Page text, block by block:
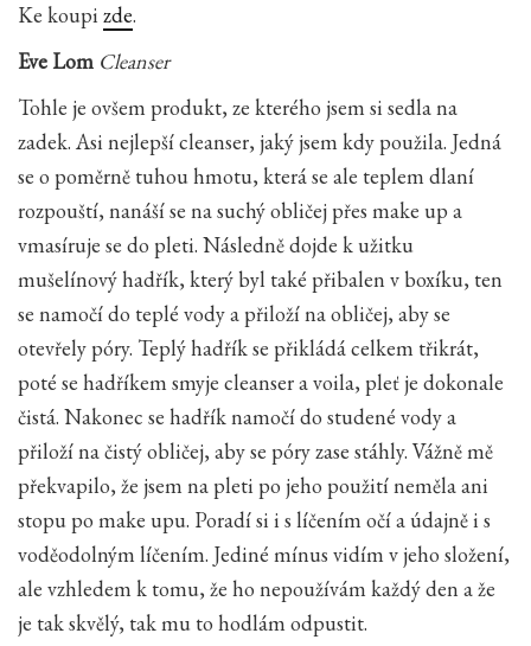
Ke koupi zde.
Eve Lom Cleanser
Tohle je ovšem produkt, ze kterého jsem si sedla na
zadek. Asi nejlepší cleanser, jaký jsem kdy použila. Jedná
se o poměrně tuhou hmotu, která se ale teplem dlaní
rozpouští, nanáší se na suchý obličej přes make up a
vmasíruje se do pleti. Následně dojde k užitku
mušelínový hadřík, který byl také přibalen v boxíku, ten
se namočí do teplé vody a přiloží na obličej, aby se
otevřely póry. Teplý hadřík se přikládá celkem třikrát,
poté se hadříkem smyje cleanser a voila, pleť je dokonale
čistá. Nakonec se hadřík namočí do studené vody a
přiloží na čistý obličej, aby se póry zase stáhly. Vážně mě
překvapilo, že jsem na pleti po jeho použití neměla ani
stopu po make upu. Poradí si i s líčením očí a údajně i s
voděodolným líčením. Jediné mínus vidím v jeho složení,
ale vzhledem k tomu, že ho nepoužívám každý den a že
je tak skvělý, tak mu to hodlám odpustit.